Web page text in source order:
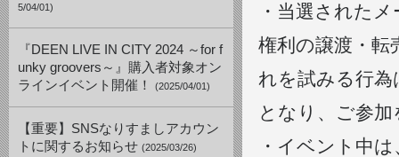
5/04/01)
『DEEN LIVE IN CITY 2024 ～for f
unky groovers～』購入者対象オン
ラインイベント開催！
(2025/04/01)
【重要】SNSなりすましアカウン
トに関するお知らせ (2025/03/26)
・当選された
権利の譲渡・転
れを試みる行
となり、ご参
・イベント中